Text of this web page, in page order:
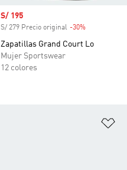
Precio de venta
S/ 195
S/ 279 Precio original -30%
Zapatillas Grand Court Lo
Mujer Sportswear
12 colores